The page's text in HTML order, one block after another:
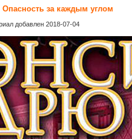
за каждым углом
добавлен 2018-07-04